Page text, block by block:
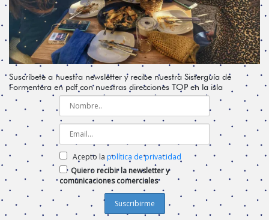
Suscríbete a nuestra newsletter y recibe nuestra Sisterguía de
Formentera en pdf con nuestras direcciones TOP en la isla
Acepto la política de privacidad
Quiero recibir la newsletter y
comunicaciones comerciales